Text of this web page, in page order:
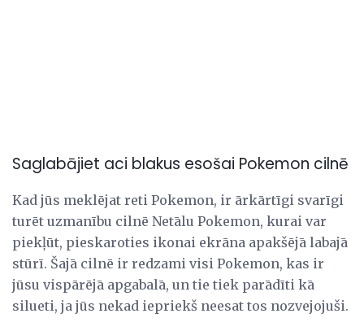
Saglabājiet aci blakus esošai Pokemon cilnē
Kad jūs meklējat reti Pokemon, ir ārkārtīgi svarīgi
turēt uzmanību cilnē Netālu Pokemon, kurai var
piekļūt, pieskaroties ikonai ekrāna apakšējā labajā
stūrī. Šajā cilnē ir redzami visi Pokemon, kas ir
jūsu vispārējā apgabalā, un tie tiek parādīti kā
silueti, ja jūs nekad iepriekš neesat tos nozvejojuši.